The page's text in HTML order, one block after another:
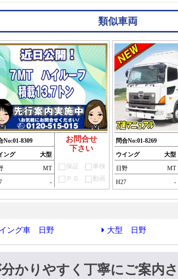
類似車両
No:01-8309
ング
大型
MT
-
お問合せ
下さい
保証
車検
ＰＧ
動画
問合No:01-8269
ウイング
大型
日野
MT
H27
-
ング車 日野 大型 日野
かりやすく丁寧にご案内